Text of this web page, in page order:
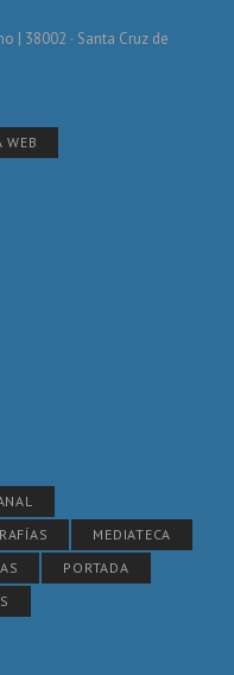
| 38002 · Santa Cruz de
WEB
MEDIATECA
PORTADA